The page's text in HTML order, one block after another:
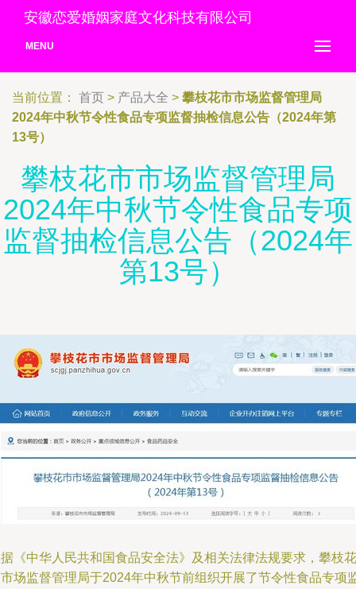
安徽恋爱婚姻家庭文化科技有限公司
MENU
当前位置： 首页 > 产品大全 > 攀枝花市市场监督管理局
2024年中秋节令性食品专项监督抽检信息公告（2024年第
13号）
攀枝花市市场监督管理局
2024年中秋节令性食品专项
监督抽检信息公告（2024年
第13号）
《中华人民共和国食品安全法》及相关法律法规要求，攀枝花
场监督管理局于2024年中秋节前组织开展了节令性食品专项